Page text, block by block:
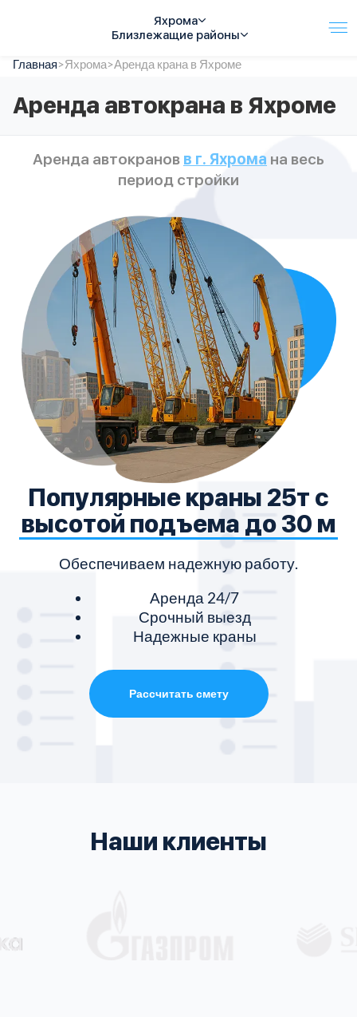
Яхрома
Близлежащие районы
Услуги
Автопарк
Тарифы
О компании
Отзывы
Главная>Яхрома>Аренда крана в Яхроме
Аренда автокрана в Яхроме
Аренда автокранов в г. Яхрома на весь
период стройки
Популярные краны 25т с
высотой подъема до 30 м
Обеспечиваем надежную работу.
Аренда 24/7
Срочный выезд
Надежные краны
Рассчитать смету
Наши клиенты